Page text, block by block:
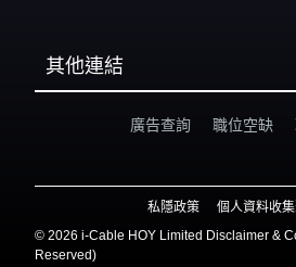
其他連結
廣告查詢 職位空缺
私隱政策
個人資料收
© 2026 i-Cable HOY Limited Disclaimer &
Reserved)